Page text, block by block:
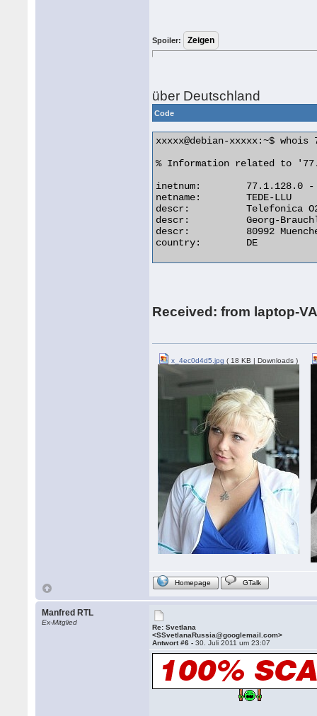
Spoiler:
über Deutschland
Code
xxxxx@debian-xxxxx:~$ whois
% Information related to
inetnum:        77.1.128.0 -
netname:        TEDE-LLU
descr:          Telefonica O2
descr:          Georg-
descr:          80992
country:        DE
Received: from laptop-
x_4ec0d4d5.jpg ( 18 KB | Downloads )
Homepage GTalk
Manfred RTL
Ex-Mitglied
Re: Svetlana
<SSvetlanaRussia@googlemail.com>
Antwort #6 -30. Juli 2011 um 23:07